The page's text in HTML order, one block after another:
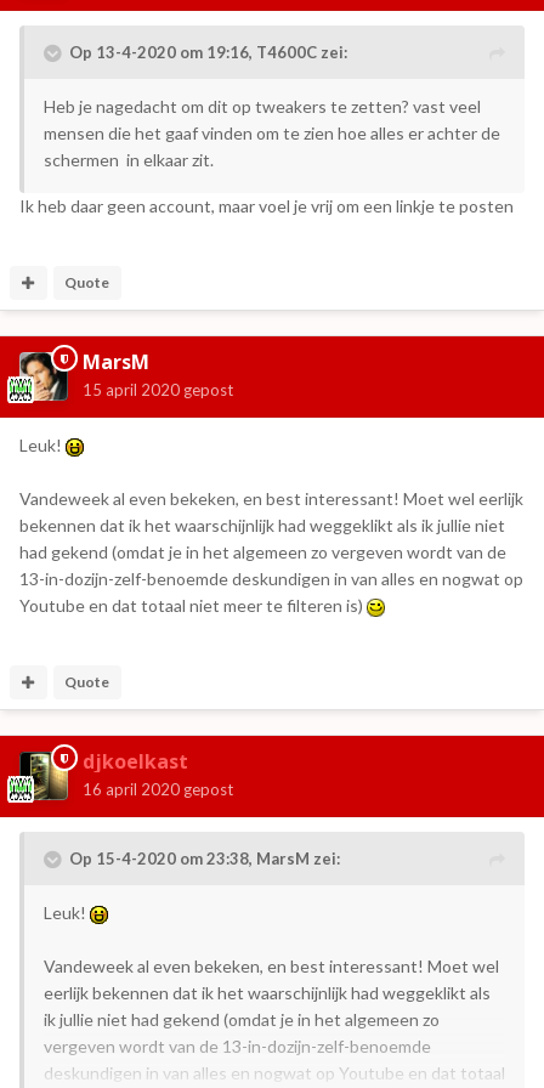
Op 13-4-2020 om 19:16, T4600C zei:
Heb je nagedacht om dit op tweakers te zetten? vast veel
mensen die het gaaf vinden om te zien hoe alles er achter de
schermen in elkaar zit.
Ik heb daar geen account, maar voel je vrij om een linkje te posten
Quote
MarsM
15 april 2020 gepost
Leuk!
Vandeweek al even bekeken, en best interessant! Moet wel eerlijk
bekennen dat ik het waarschijnlijk had weggeklikt als ik jullie niet
had gekend (omdat je in het algemeen zo vergeven wordt van de
13-in-dozijn-zelf-benoemde deskundigen in van alles en nogwat op
Youtube en dat totaal niet meer te filteren is)
Quote
djkoelkast
16 april 2020 gepost
Op 15-4-2020 om 23:38, MarsM zei:
Leuk!
Vandeweek al even bekeken, en best interessant! Moet wel
eerlijk bekennen dat ik het waarschijnlijk had weggeklikt als
ik jullie niet had gekend (omdat je in het algemeen zo
vergeven wordt van de 13-in-dozijn-zelf-benoemde
deskundigen in van alles en nogwat op Youtube en dat totaal